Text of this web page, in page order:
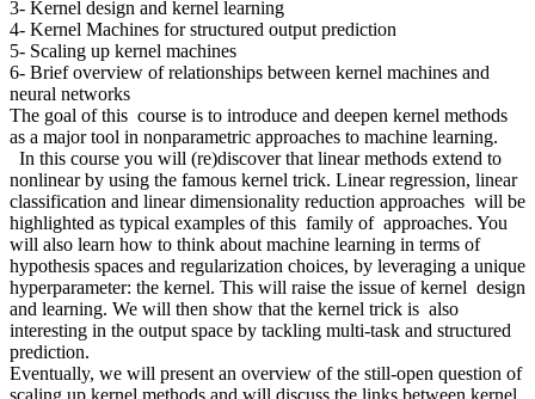
3- Kernel design and kernel learning
4- Kernel Machines for structured output prediction
5- Scaling up kernel machines
6- Brief overview of relationships between kernel machines and
neural networks
The goal of this course is to introduce and deepen kernel methods
as a major tool in nonparametric approaches to machine learning.
In this course you will (re)discover that linear methods extend to
nonlinear by using the famous kernel trick. Linear regression, linear
classification and linear dimensionality reduction approaches will be
highlighted as typical examples of this family of approaches. You
will also learn how to think about machine learning in terms of
hypothesis spaces and regularization choices, by leveraging a unique
hyperparameter: the kernel. This will raise the issue of kernel design
and learning. We will then show that the kernel trick is also
interesting in the output space by tackling multi-task and structured
prediction.
Eventually, we will present an overview of the still-open question of
scaling up kernel methods and will discuss the links between kernel